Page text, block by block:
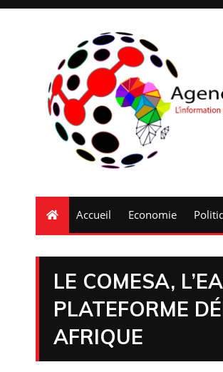
Accueil Economie
LE COMESA,
PLATEFORME
AFRIQUE